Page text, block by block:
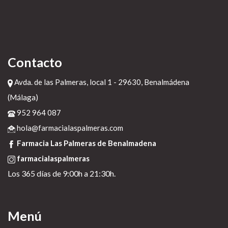
Contacto
Avda. de las Palmeras, local 1 - 29630, Benalmádena
(Málaga)
952 964 087
hola@farmacialaspalmeras.com
Farmacia Las Palmeras de Benalmadena
farmacialaspalmeras
Los 365 días de 9:00h a 21:30h.
Menú